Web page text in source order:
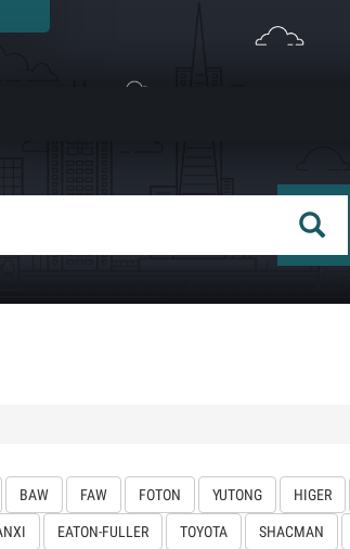
BAW FAW FOTON YUTONG HIGER
EATON-FULLER TOYOTA SHACMAN